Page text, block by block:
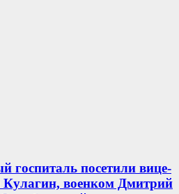
госпиталь посетили вице-
Кулагин, военком Дмитрий